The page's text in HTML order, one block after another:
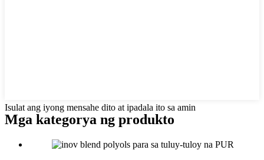
Isulat ang iyong mensahe dito at ipadala ito sa amin
Mga kategorya ng produkto